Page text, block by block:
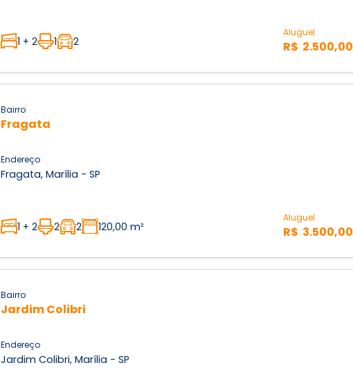
1 + 2 1 2
Aluguel
R$ 2.500,00
Bairro
Fragata
Endereço
Fragata, Marília - SP
1 + 2 2 2 120,00 m²
Aluguel
R$ 3.500,00
Bairro
Jardim Colibri
Endereço
Jardim Colibri, Marília - SP